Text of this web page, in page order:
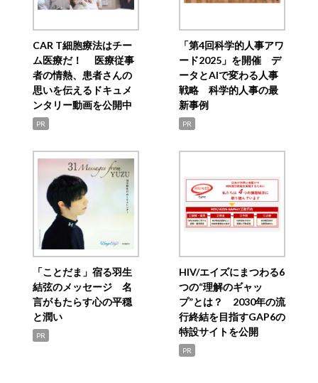
CAR T細胞療法はチー
ム医療だ！ 医療従事
者の情熱、患者さんの
思いを伝えるドキュメ
ンタリー動画を公開中
PR
「第4回科学的人事アワ
ード2025」を開催 デ
ータとAIで変わる人事
戦略 科学的人事の最
新事例
PR
「ことだま」宿る羽生
結弦のメッセージ 名
言がもたらす心の平穏
と潤い
PR
HIV/エイズにまつわる6
つの“理解のギャッ
プ”とは？ 2030年の流
行終結を目指すGAP6の
特設サイトを公開
PR